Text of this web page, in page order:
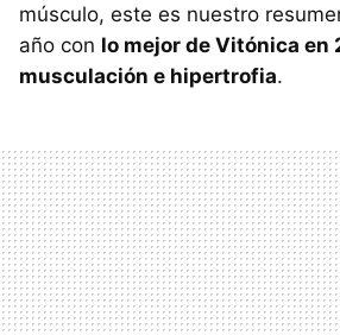
músculo, este es nuestro
año con lo mejor de Vitónica en
musculación e hipertrofia.